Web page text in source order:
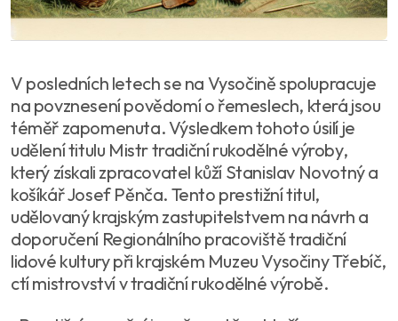
V posledních letech se na Vysočině spolupracuje
na povznesení povědomí o řemeslech, která jsou
téměř zapomenuta. Výsledkem tohoto úsilí je
udělení titulu Mistr tradiční rukodělné výroby,
který získali zpracovatel kůží Stanislav Novotný a
košíkář Josef Pěnča. Tento prestižní titul,
udělovaný krajským zastupitelstvem na návrh a
doporučení Regionálního pracoviště tradiční
lidové kultury při krajském Muzeu Vysočiny Třebíč,
ctí mistrovství v tradiční rukodělné výrobě.